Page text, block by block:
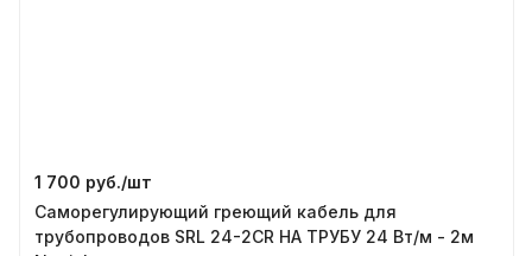
1 700 руб./шт
Саморегулирующий греющий кабель для
трубопроводов SRL 24-2CR НА ТРУБУ 24 Вт/м - 2м